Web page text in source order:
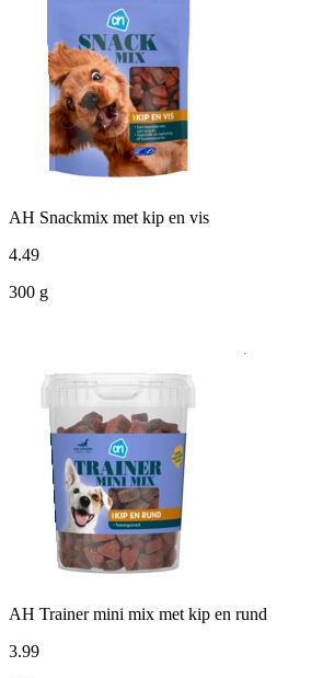
AH Snackmix met kip en vis
4.49
300 g
AH Trainer mini mix met kip en rund
3.99